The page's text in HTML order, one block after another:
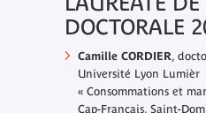
DOCTORALE
Camille CORDIER,
Université Lyon Lumièr
« Consommations et
Cap-Français, Saint-